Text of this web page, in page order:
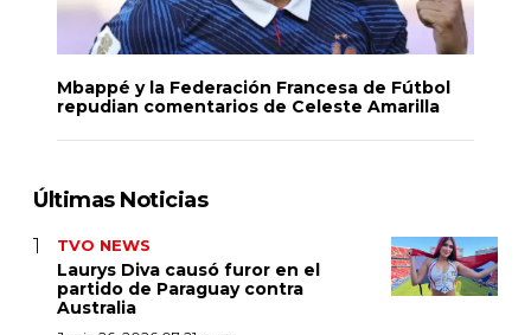
Mbappé y la Federación Francesa de Fútbol
repudian comentarios de Celeste Amarilla
Últimas Noticias
TVO NEWS
Laurys Diva causó furor en el
partido de Paraguay contra
Australia